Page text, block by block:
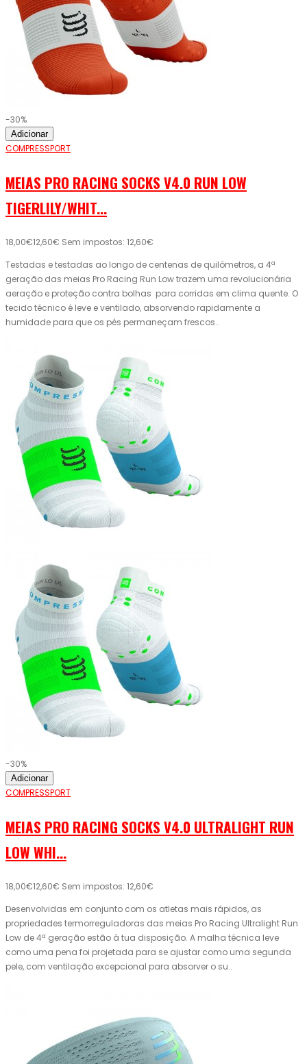
-30%
Adicionar
COMPRESSPORT
MEIAS PRO RACING SOCKS V4.0 RUN LOW
TIGERLILY/WHIT...
18,00€12,60€ Sem impostos: 12,60€
Testadas e testadas ao longo de centenas de quilômetros, a 4ª
geração das meias Pro Racing Run Low trazem uma revolucionária
aeração e proteção contra bolhas para corridas em clima quente. O
tecido técnico é leve e ventilado, absorvendo rapidamente a
humidade para que os pés permaneçam frescos..
-30%
Adicionar
COMPRESSPORT
MEIAS PRO RACING SOCKS V4.0 ULTRALIGHT RUN
LOW WHI...
18,00€12,60€ Sem impostos: 12,60€
Desenvolvidas em conjunto com os atletas mais rápidos, as
propriedades termorreguladoras das meias Pro Racing Ultralight Run
Low de 4ª geração estão à tua disposição. A malha técnica leve
como uma pena foi projetada para se ajustar como uma segunda
pele, com ventilação excepcional para absorver o su..